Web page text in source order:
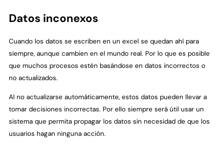
Datos inconexos
Cuando los datos se escriben en un excel se quedan ahí para
siempre, aunque cambien en el mundo real. Por lo que es posible
que muchos procesos estén basándose en datos incorrectos o
no actualizados.
Al no actualizarse automáticamente, estos datos pueden llevar a
tomar decisiones incorrectas. Por ello siempre será útil usar un
sistema que permita propagar los datos sin necesidad de que los
usuarios hagan ninguna acción.